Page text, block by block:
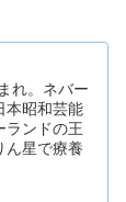
れ。ネバー
本昭和芸能
ランドの王
星で療養